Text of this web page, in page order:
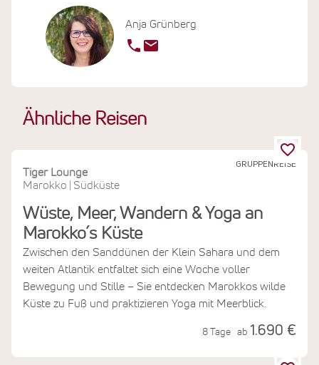
Ähnliche Reisen
GRUPPENREISE
Tiger Lounge
Marokko
Südküste
Wüste, Meer, Wandern & Yoga an
Marokko´s Küste
Zwischen den Sanddünen der Klein Sahara und dem
weiten Atlantik entfaltet sich eine Woche voller
Bewegung und Stille – Sie entdecken Marokkos wilde
Küste zu Fuß und praktizieren Yoga mit Meerblick.
8 Tage ab 1.690 €
Anja Grünberg